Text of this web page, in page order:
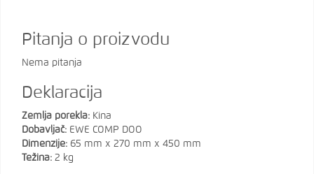
Pitanja o proizvodu
Nema pitanja
Deklaracija
Zemlja porekla: Kina
Dobavljač: EWE COMP DOO
Dimenzije: 65 mm x 270 mm x 450 mm
Težina: 2 kg